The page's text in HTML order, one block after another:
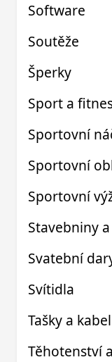
Software
Soutěže
Šperky
Sport a
Sportovní
Sportovní
Sportovní
Stavebniny
Svatební
Svítidla
Tašky a
Těhotenství